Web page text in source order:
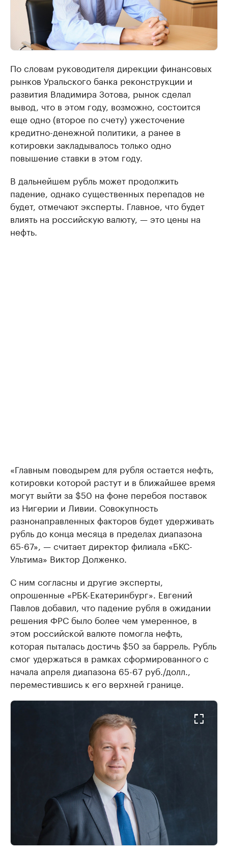
По словам руководителя дирекции финансовых
рынков Уральского банка реконструкции и
развития Владимира Зотова, рынок сделал
вывод, что в этом году, возможно, состоится
еще одно (второе по счету) ужесточение
кредитно-денежной политики, а ранее в
котировки закладывалось только одно
повышение ставки в этом году.
В дальнейшем рубль может продолжить
падение, однако существенных перепадов не
будет, отмечают эксперты. Главное, что будет
влиять на российскую валюту, — это цены на
нефть.
«Главным поводырем для рубля остается нефть,
котировки которой растут и в ближайшее время
могут выйти за $50 на фоне перебоя поставок
из Нигерии и Ливии. Совокупность
разнонаправленных факторов будет удерживать
рубль до конца месяца в пределах диапазона
65-67», — считает директор филиала «БКС-
Ультима» Виктор Долженко.
С ним согласны и другие эксперты,
опрошенные «РБК-Екатеринбург». Евгений
Павлов добавил, что падение рубля в ожидании
решения ФРС было более чем умеренное, в
этом российской валюте помогла нефть,
которая пыталась достичь $50 за баррель. Рубль
смог удержаться в рамках сформированного с
начала апреля диапазона 65-67 руб./долл.,
переместившись к его верхней границе.